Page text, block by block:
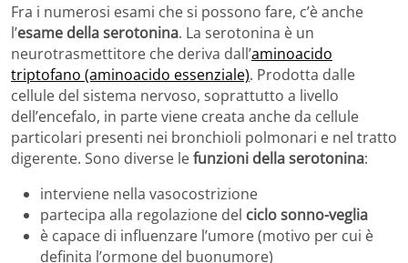
Fra i numerosi esami che si possono fare, c’è anche
l’esame della serotonina. La serotonina è un
neurotrasmettitore che deriva dall’aminoacido
triptofano (aminoacido essenziale). Prodotta dalle
cellule del sistema nervoso, soprattutto a livello
dell’encefalo, in parte viene creata anche da cellule
particolari presenti nei bronchioli polmonari e nel tratto
digerente. Sono diverse lefunzioni della serotonina:
interviene nella vasocostrizione
partecipa alla regolazione del ciclo sonno-veglia
è capace di influenzare l’umore (motivo per cui è
definita l’ormone del buonumore)